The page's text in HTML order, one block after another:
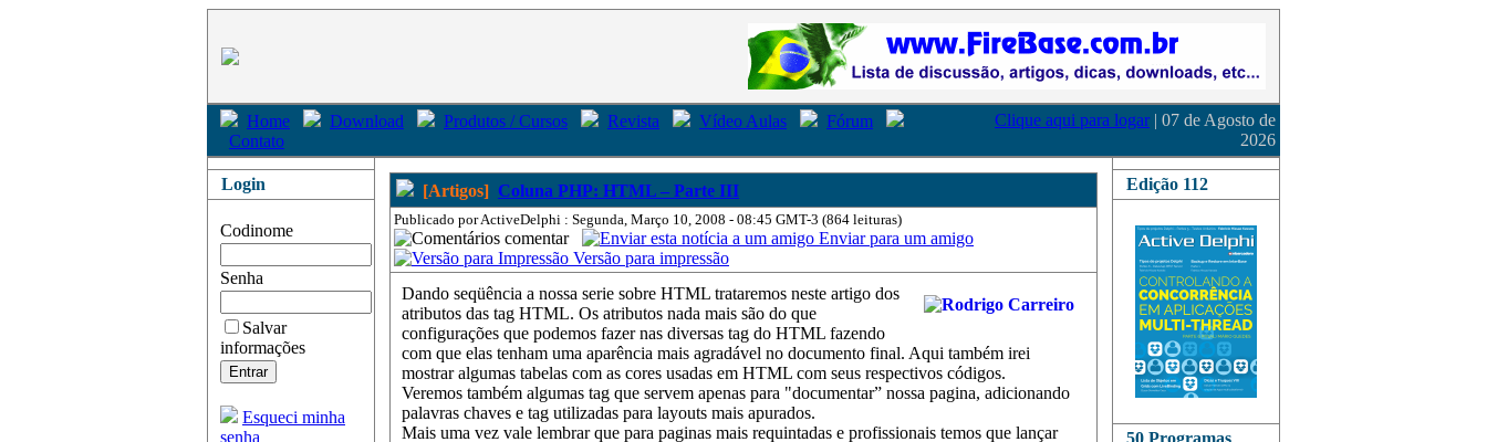
Home Download Produtos / Cursos Revista Vídeo Aulas
Fórum
Contato
Clique aqui para logar | 07 de Agosto de
2026
Login
Codinome
Senha
Salvar
informações
Esqueci minha
senha
[Artigos] Coluna PHP: HTML – Parte III
Publicado por ActiveDelphi : Segunda, Março 10, 2008 - 08:45 GMT-3 (864 leituras)
comentar
Enviar para um amigo
Versão para impressão
Dando seqüência a nossa serie sobre HTML trataremos neste artigo dos
atributos das tag HTML. Os atributos nada mais são do que
configurações que podemos fazer nas diversas tag do HTML fazendo
com que elas tenham uma aparência mais agradável no documento final. Aqui também irei
mostrar algumas tabelas com as cores usadas em HTML com seus respectivos códigos.
Veremos também algumas tag que servem apenas para "documentar” nossa pagina, adicionando
palavras chaves e tag utilizadas para layouts mais apurados.
Mais uma vez vale lembrar que para paginas mais requintadas e profissionais temos que lançar
Edição 112
50 Programas